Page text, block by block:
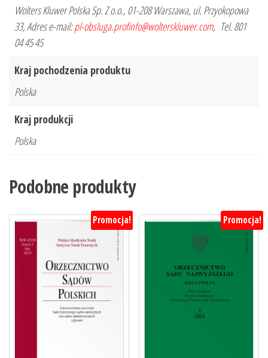
Wolters Kluwer Polska Sp. Z o.o., 01-208 Warszawa, ul. Przyokopowa
33, Adres e-mail:pl-obsluga.profinfo@wolterskluwer.com, Tel. 801
04 45 45
Kraj pochodzenia produktu
Polska
Kraj produkcji
Polska
Podobne produkty
Promocja! Promocja!